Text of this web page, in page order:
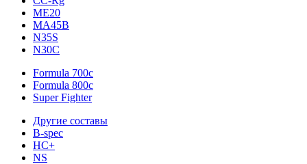
ME20
MA45B
N35S
N30C
Formula 700c
Formula 800c
Super Fighter
Другие составы
B-spec
HC+
NS